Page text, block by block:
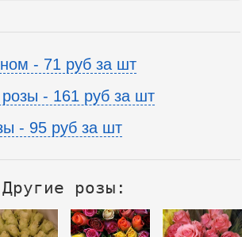
- 71 руб за шт
- 161 руб за шт
- 95 руб за шт
Другие розы: